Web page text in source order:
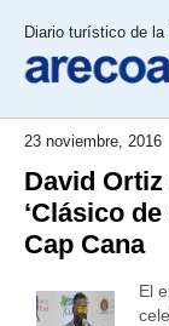
Diario turístico de
23 noviembre, 2016
David
‘Clásico
Cap Cana
El